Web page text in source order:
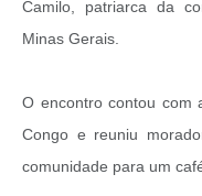
Camilo, patriarca da
Minas Gerais.
O encontro contou com
Congo e reuniu
comunidade para um